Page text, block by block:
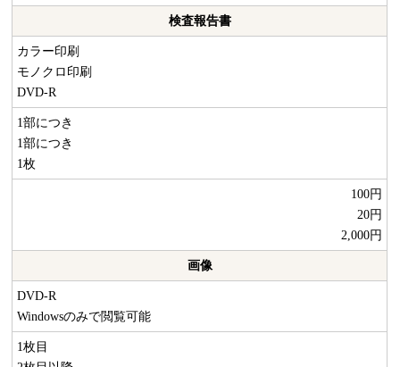
検査報告書
カラー印刷
モノクロ印刷
DVD-R
1部につき
1部につき
1枚
100円
20円
2,000円
画像
DVD-R
Windowsのみで閲覧可能
1枚目